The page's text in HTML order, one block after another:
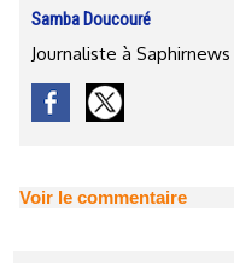
Samba Doucouré
Journaliste à Saphirnews
Voir le commentaire